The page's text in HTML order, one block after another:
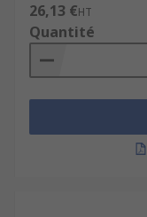
26,13 €HT
Quantité